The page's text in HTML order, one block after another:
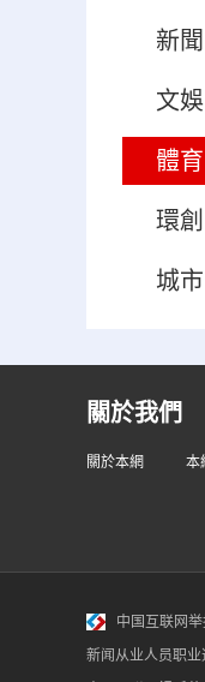
新聞
文娛
體育
環創
城市
關於我們
關於本網 本
中国互联网
新闻从业人员职